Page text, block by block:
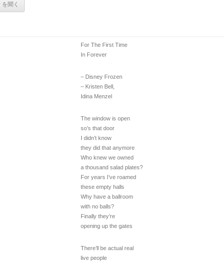
For The First Time
In Forever
– Disney Frozen
– Kristen Bell,
Idina Menzel
The window is open
so’s that door
I didn’t know
they did that anymore
Who knew we owned
a thousand salad plates?
For years I’ve roamed
these empty halls
Why have a ballroom
with no balls?
Finally they’re
opening up the gates
There’ll be actual real
live people